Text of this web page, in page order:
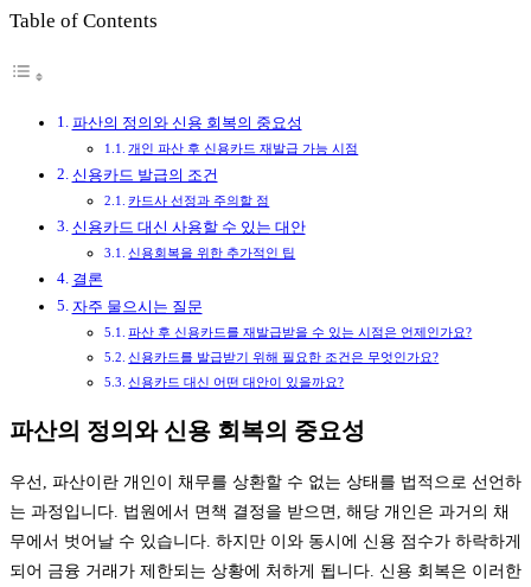
Table of Contents
파산의 정의와 신용 회복의 중요성
개인 파산 후 신용카드 재발급 가능 시점
신용카드 발급의 조건
카드사 선정과 주의할 점
신용카드 대신 사용할 수 있는 대안
신용회복을 위한 추가적인 팁
결론
자주 물으시는 질문
파산 후 신용카드를 재발급받을 수 있는 시점은 언제인가요?
신용카드를 발급받기 위해 필요한 조건은 무엇인가요?
신용카드 대신 어떤 대안이 있을까요?
파산의 정의와 신용 회복의 중요성
우선, 파산이란 개인이 채무를 상환할 수 없는 상태를 법적으로 선언하
는 과정입니다. 법원에서 면책 결정을 받으면, 해당 개인은 과거의 채
무에서 벗어날 수 있습니다. 하지만 이와 동시에 신용 점수가 하락하게
되어 금융 거래가 제한되는 상황에 처하게 됩니다. 신용 회복은 이러한